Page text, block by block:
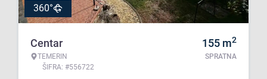
360°
Centar
TEMERIN
ŠIFRA: #556722
155 m2
SPRATNA